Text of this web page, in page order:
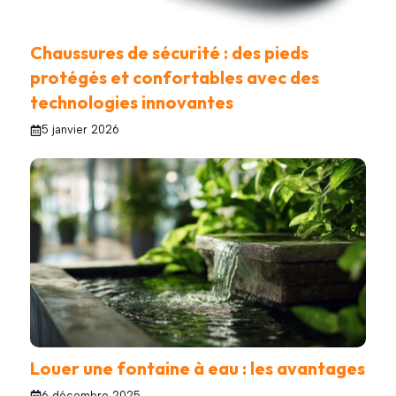
Chaussures de sécurité : des pieds
protégés et confortables avec des
technologies innovantes
5 janvier 2026
Louer une fontaine à eau : les avantages